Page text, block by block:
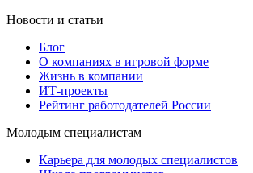
Новости и статьи
Блог
О компаниях в игровой форме
Жизнь в компании
ИТ-проекты
Рейтинг работодателей России
Молодым специалистам
Карьера для молодых специалистов